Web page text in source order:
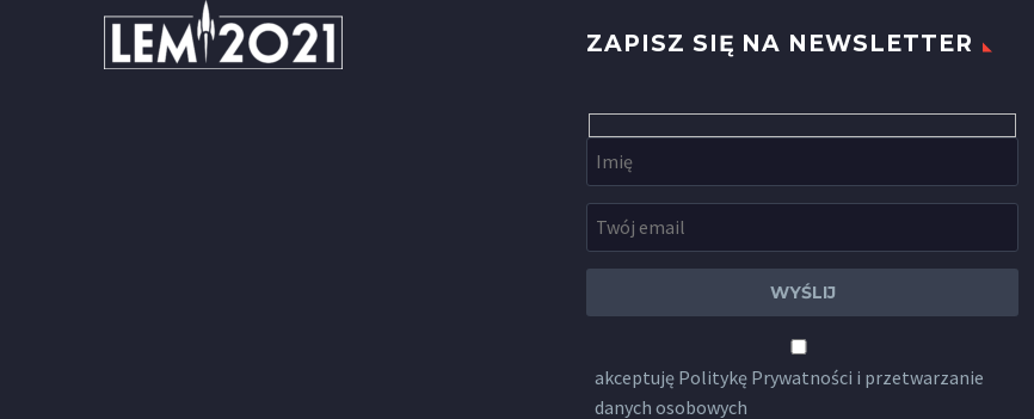
ZAPISZ SIĘ NA NEWSLETTER
akceptuję Politykę Prywatności i przetwarzanie
danych osobowych